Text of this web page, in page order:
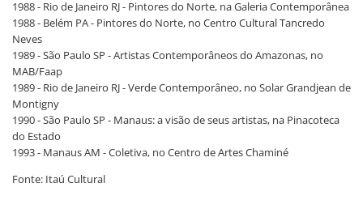
1988 - Rio de Janeiro RJ - Pintores do Norte, na Galeria Contemporânea
1988 - Belém PA - Pintores do Norte, no Centro Cultural Tancredo
Neves
1989 - São Paulo SP - Artistas Contemporâneos do Amazonas, no
MAB/Faap
1989 - Rio de Janeiro RJ - Verde Contemporâneo, no Solar Grandjean de
Montigny
1990 - São Paulo SP - Manaus: a visão de seus artistas, na Pinacoteca
do Estado
1993 - Manaus AM - Coletiva, no Centro de Artes Chaminé
Fonte: Itaú Cultural